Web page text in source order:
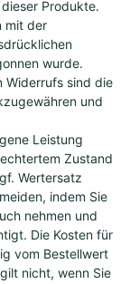
Produkte.
mit der
wurde.
Widerrufs sind die
und
Leistung
Zustand
Wertersatz
indem Sie
nehmen und
Die Kosten für
vom Bestellwert
nicht, wenn Sie